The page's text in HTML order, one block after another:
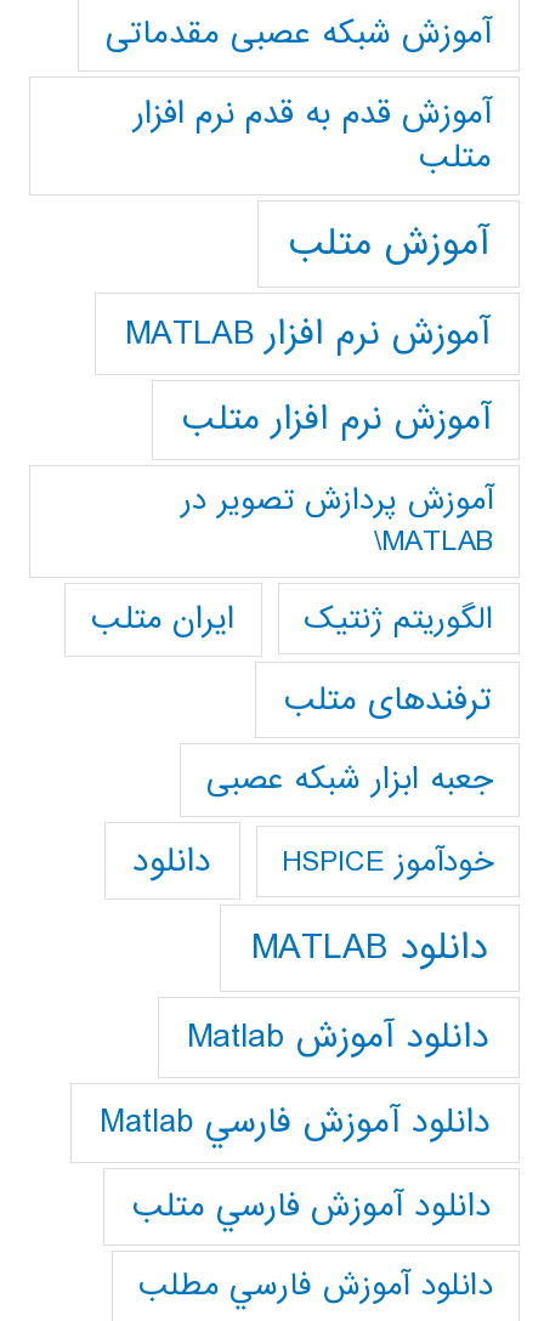
آموزش شبکه عصبی مقدماتی
آموزش قدم به قدم نرم افزار
متلب
آموزش متلب
آموزش نرم افزار MATLAB
آموزش نرم افزار متلب
آموزش پردازش تصوير در
MATLAB\
الگوریتم ژنتیک
ایران متلب
ترفندهای متلب
جعبه ابزار شبکه عصبی
خودآموز HSPICE دانلود
دانلود MATLAB
دانلود آموزش Matlab
دانلود آموزش فارسي Matlab
دانلود آموزش فارسي متلب
دانلود آموزش فارسي مطلب